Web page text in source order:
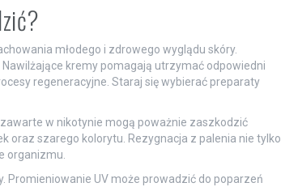
młodego i zdrowego wyglądu skóry.
kremy pomagają utrzymać odpowiedni
regeneracyjne. Staraj się wybierać preparaty
w nikotynie mogą poważnie zaszkodzić
oraz szarego kolorytu. Rezygnacja z palenia nie tylko
organizmu.
Promieniowanie UV może prowadzić do poparzeń